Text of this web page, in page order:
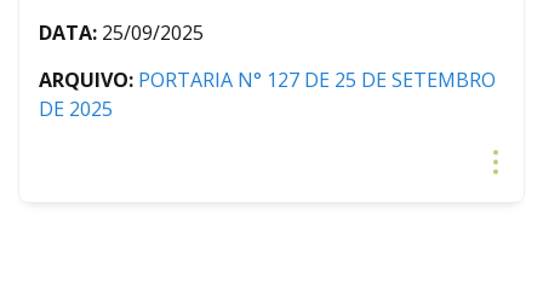
DATA: 25/09/2025
ARQUIVO: PORTARIA N° 127 DE 25 DE SETEMBRO
DE 2025